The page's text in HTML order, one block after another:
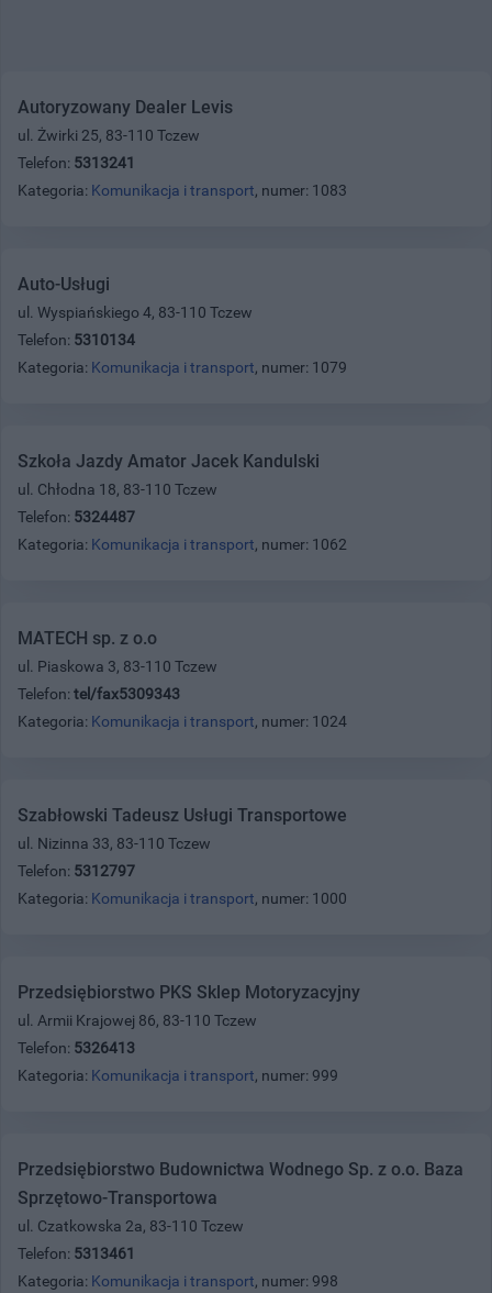
Autoryzowany Dealer Levis
ul. Żwirki 25, 83-110 Tczew
Telefon: 5313241
Kategoria: Komunikacja i transport, numer: 1083
Auto-Usługi
ul. Wyspiańskiego 4, 83-110 Tczew
Telefon: 5310134
Kategoria: Komunikacja i transport, numer: 1079
Szkoła Jazdy Amator Jacek Kandulski
ul. Chłodna 18, 83-110 Tczew
Telefon: 5324487
Kategoria: Komunikacja i transport, numer: 1062
MATECH sp. z o.o
ul. Piaskowa 3, 83-110 Tczew
Telefon: tel/fax5309343
Kategoria: Komunikacja i transport, numer: 1024
Szabłowski Tadeusz Usługi Transportowe
ul. Nizinna 33, 83-110 Tczew
Telefon: 5312797
Kategoria: Komunikacja i transport, numer: 1000
Przedsiębiorstwo PKS Sklep Motoryzacyjny
ul. Armii Krajowej 86, 83-110 Tczew
Telefon: 5326413
Kategoria: Komunikacja i transport, numer: 999
Przedsiębiorstwo Budownictwa Wodnego Sp. z o.o. Baza
Sprzętowo-Transportowa
ul. Czatkowska 2a, 83-110 Tczew
Telefon: 5313461
Kategoria: Komunikacja i transport, numer: 998